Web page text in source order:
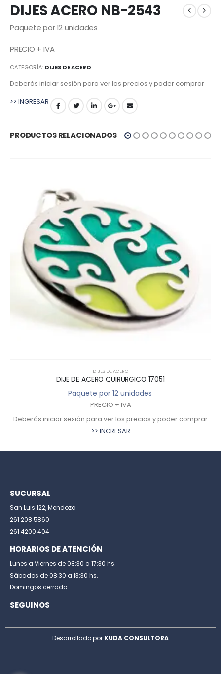
DIJES ACERO NB-2543
Paquete por 12 unidades
PRECIO + IVA
CATEGORÍA: DIJES DE ACERO
Deberás iniciar sesión para ver los precios y poder comprar
>> INGRESAR
PRODUCTOS RELACIONADOS
DIJES DE ACERO
DIJE DE ACERO QUIRURGICO 17051
Paquete por 12 unidades
PRECIO + IVA
Deberás iniciar sesión para ver los precios y poder comprar
>> INGRESAR
SUCURSAL
San Luis 122, Mendoza
261 208 5860
261 4200 404
HORARIOS DE ATENCIÓN
Lunes a Viernes de 08:30 a 17:30 hs.
Sábados de 08:30 a 13:30 hs.
Domingos cerrado.
SEGUINOS
Desarrollado por KUDA CONSULTORA